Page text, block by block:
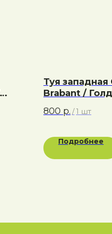
Туя западная
Brabant /
800 р. /1 шт
Подробнее